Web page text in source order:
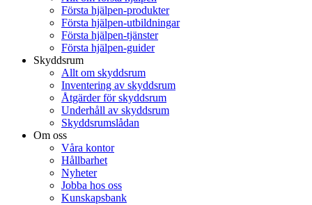
Första hjälpen-produkter
Första hjälpen-utbildningar
Första hjälpen-tjänster
Första hjälpen-guider
Skyddsrum
Allt om skyddsrum
Inventering av skyddsrum
Åtgärder för skyddsrum
Underhåll av skyddsrum
Skyddsrumslådan
Om oss
Våra kontor
Hållbarhet
Nyheter
Jobba hos oss
Kunskapsbank